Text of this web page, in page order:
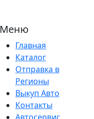
Меню
Главная
Каталог
Отправка в
Регионы
Выкуп Авто
Контакты